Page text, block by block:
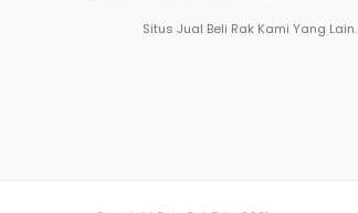
Situs Jual Beli Rak Kami Yang Lain.